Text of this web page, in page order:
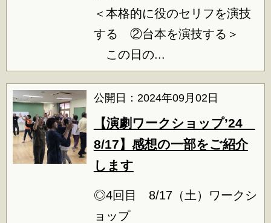
＜本格的に役のセリフを演技
する ②台本を演技する＞
この日の...
公開日：2024年09月02日
【演劇ワークショップ’24
8/17】感想の一部をご紹介
します
◎4回目 8/17（土）ワークシ
ョップ